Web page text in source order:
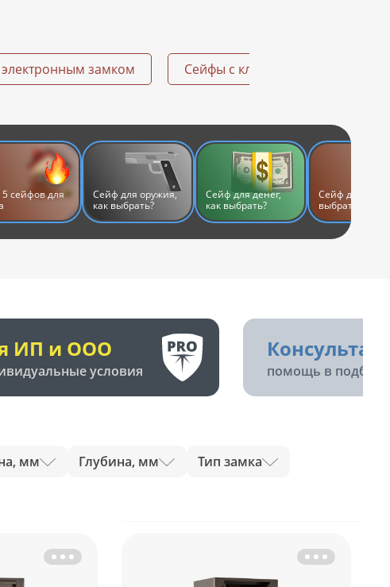
замком Сейфы с ключом
сейфов для
Сейф для оружия,
как выбрать?
Сейф для денег,
как выбрать?
Сейф для
выбрать?
ИП и ООО
условия помощь в подборе
мм Глубина, мм Тип замка